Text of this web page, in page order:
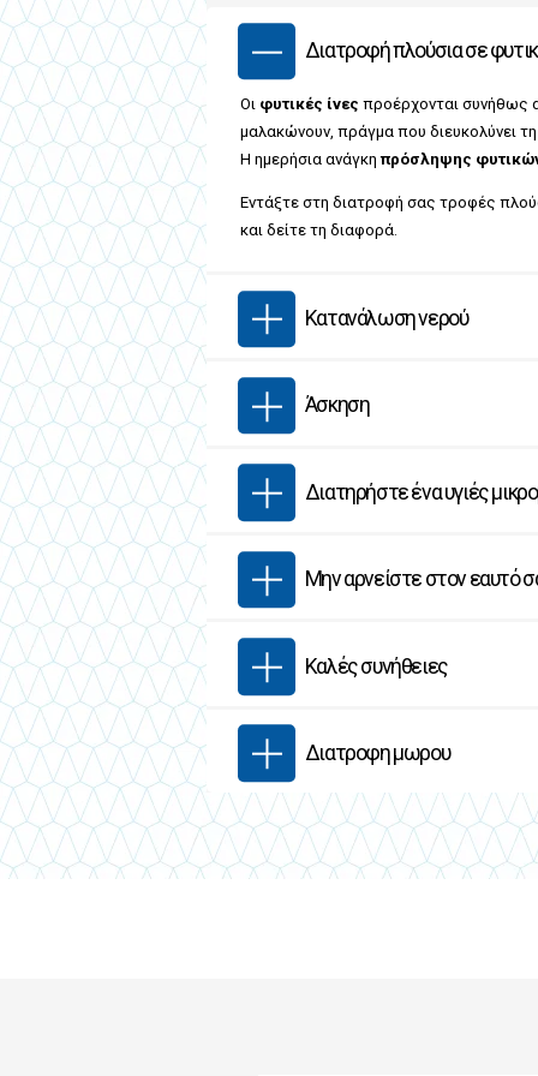
Διατροφή πλούσια σε
Οι φυτικές ίνες προέρχονται συνήθως
μαλακώνουν, πράγμα που διευκολύνει
Η ημερήσια ανάγκηπρόσληψης
Εντάξτε στη διατροφή σας τροφές
και δείτε τη διαφορά.
Κατανάλωση νερού
Άσκηση
Διατηρήστε ένα υγιές
Μην αρνείστε στον εαυτό
Καλές συνήθειες
Διατροφη μωρου